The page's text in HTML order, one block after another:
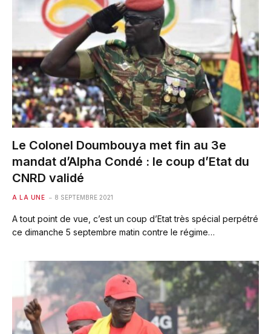
Le Colonel Doumbouya met fin au 3e
mandat d’Alpha Condé : le coup d’Etat du
CNRD validé
A LA UNE 8 SEPTEMBRE 2021
A tout point de vue, c’est un coup d’Etat très spécial perpétré
ce dimanche 5 septembre matin contre le régime…